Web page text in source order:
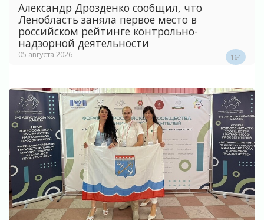
Александр Дрозденко сообщил, что
Ленобласть заняла первое место в
российском рейтинге контрольно-
надзорной деятельности
05 августа 2026 164